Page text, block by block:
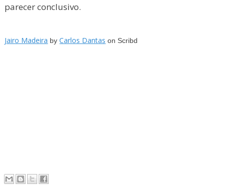
parecer conclusivo.
Jairo Madeira byCarlos Dantas on Scribd